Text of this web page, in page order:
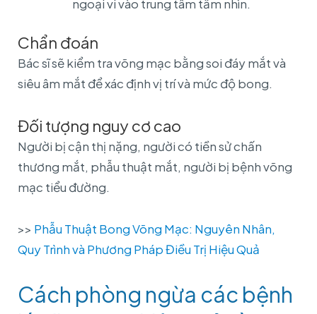
ngoại vi vào trung tâm tầm nhìn.
Chẩn đoán
Bác sĩ sẽ kiểm tra võng mạc bằng soi đáy mắt và
siêu âm mắt để xác định vị trí và mức độ bong.
Đối tượng nguy cơ cao
Người bị cận thị nặng, người có tiền sử chấn
thương mắt, phẫu thuật mắt, người bị bệnh võng
mạc tiểu đường.
>> Phẫu Thuật Bong Võng Mạc: Nguyên Nhân,
Quy Trình và Phương Pháp Điều Trị Hiệu Quả
Cách phòng ngừa các bệnh